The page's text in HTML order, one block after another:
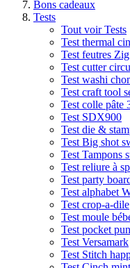
Bons cadeaux
Tests
Tout voir Tests
Test thermal
Test feutres Zig
Test cutter
Test washi
Test craft tool
Test colle pâte
Test SDX900
Test die &
Test Big shot
Test Tampons
Test reliure à
Test party
Test alphabet
Test crop-a-dile
Test moule
Test pocket
Test Versamark
Test Stitch